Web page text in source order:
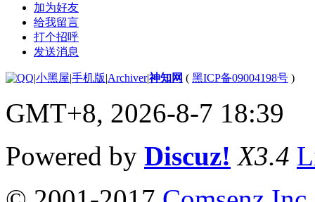
加为好友
给我留言
打个招呼
发送消息
|小黑屋|手机版|Archiver|神知网 ( 黑ICP备09004198号 )
GMT+8, 2026-8-7 18:39
Powered by Discuz! X3.4